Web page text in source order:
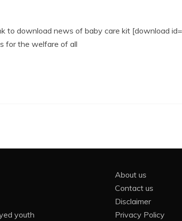
to download news of baby care kit [download
for the welfare of all
youth
About us
Contact us
Disclaimer
Privacy Policy